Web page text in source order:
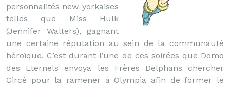
personnalités new-yorkaises
telles que Miss Hulk
(Jennifer Walters), gagnant
une certaine réputation au sein de la communauté
héroïque. C’est durant l’une de ces soirées que Domo
des Eternels envoya les Frères Delphans chercher
Circé pour la ramener à Olympia afin de former le